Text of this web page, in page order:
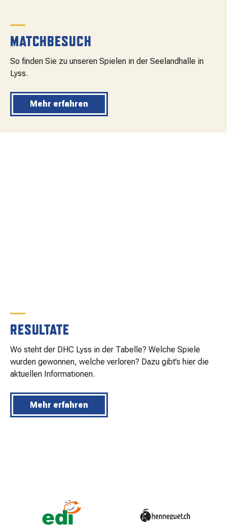
MATCHBESUCH
So finden Sie zu unseren Spielen in der Seelandhalle in
Lyss.
Mehr erfahren
RESULTATE
Wo steht der DHC Lyss in der Tabelle? Welche Spiele
wurden gewonnen, welche verloren? Dazu gibt’s hier die
aktuellen Informationen.
Mehr erfahren